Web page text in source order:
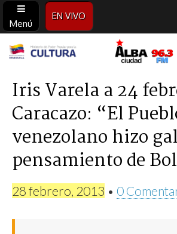
Menú
EN VIVO
Alba
Ciudad
96.3
FM
Iris Varela a 24
Caracazo: “El
venezolano hizo
pensamiento de
28 febrero, 2013 • 0